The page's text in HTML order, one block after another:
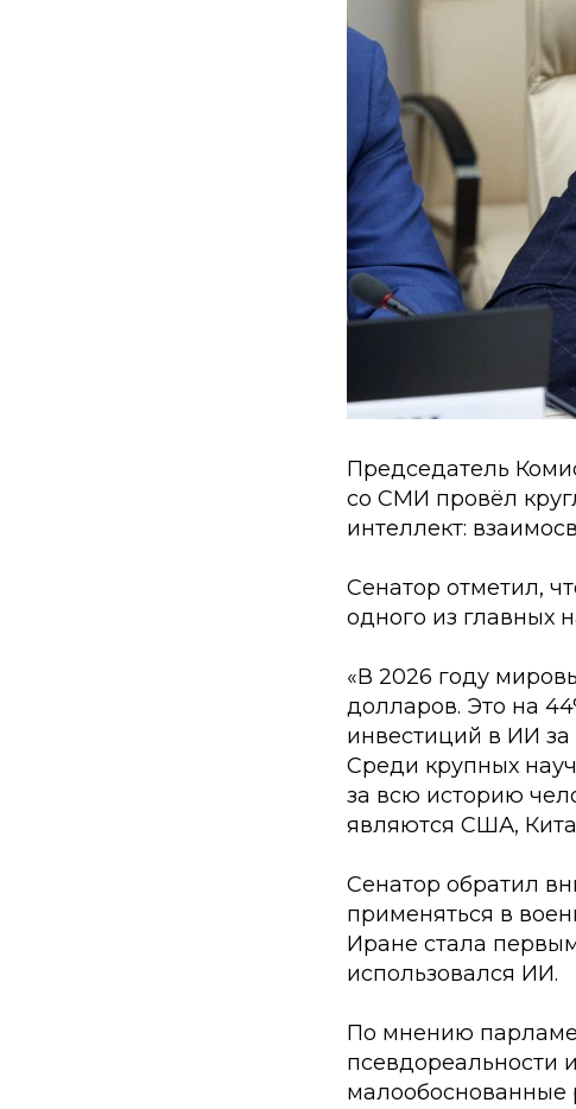
Председатель
со СМИ провёл
интеллект:
Сенатор отметил,
одного из главных
«В 2026 году
долларов. Это на
инвестиций в ИИ за
Среди крупных
за всю историю
являются США,
Сенатор обратил
применяться в
Иране стала
использовался ИИ.
По мнению
псевдореальности
малообоснованные